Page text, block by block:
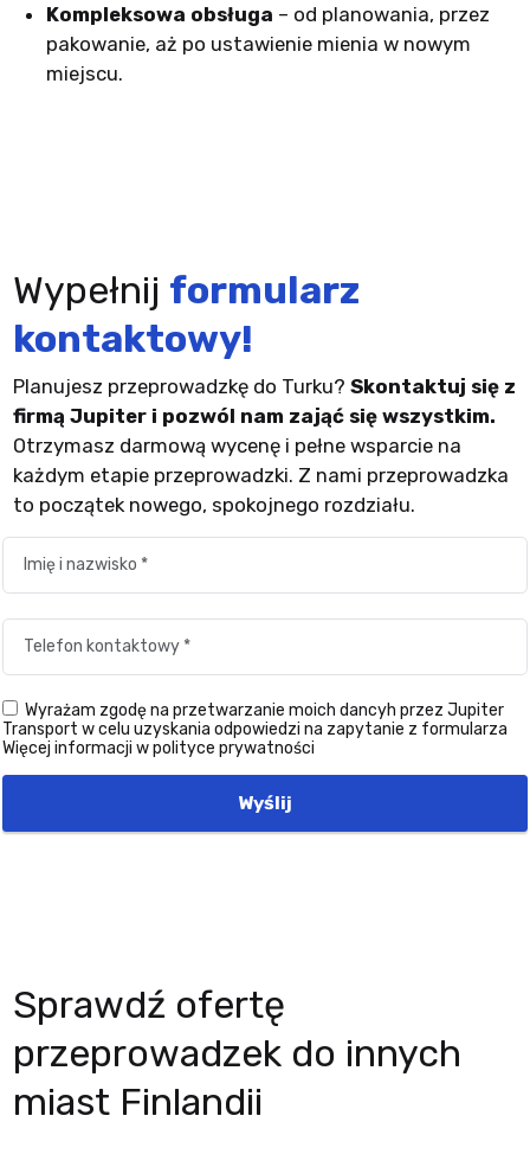
Kompleksowa obsługa – od planowania, przez
pakowanie, aż po ustawienie mienia w nowym
miejscu.
Wypełnij formularz
kontaktowy!
Planujesz przeprowadzkę do Turku? Skontaktuj się z
firmą Jupiter i pozwól nam zająć się wszystkim.
Otrzymasz darmową wycenę i pełne wsparcie na
każdym etapie przeprowadzki. Z nami przeprowadzka
to początek nowego, spokojnego rozdziału.
Wyrażam zgodę na przetwarzanie moich dancyh przez Jupiter
Transport w celu uzyskania odpowiedzi na zapytanie z formularza
Więcej informacji w polityce prywatności
Wyślij
Sprawdź ofertę
przeprowadzek do innych
miast Finlandii